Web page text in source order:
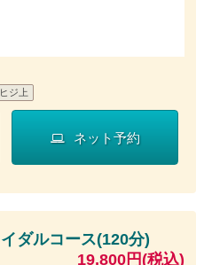
ヒジ上
ネット予約
ダルコース(120分)
19,800円(税込)